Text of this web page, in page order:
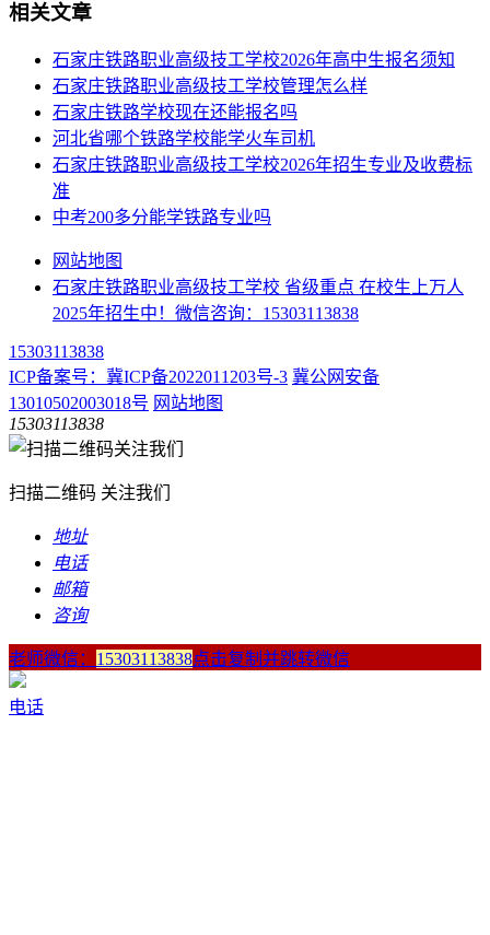
相关文章
​石家庄铁路职业高级技工学校2026年高中生报名须知
石家庄铁路职业高级技工学校管理怎么样
石家庄铁路学校现在还能报名吗
河北省哪个铁路学校能学火车司机
石家庄铁路职业高级技工学校2026年招生专业及收费标
准
中考200多分能学铁路专业吗
网站地图
石家庄铁路职业高级技工学校 省级重点 在校生上万人
2025年招生中！微信咨询：15303113838
15303113838
ICP备案号：冀ICP备2022011203号-3 冀公网安备
13010502003018号 网站地图
15303113838
扫描二维码 关注我们
地址
电话
邮箱
咨询
老师微信： 15303113838点击复制并跳转微信
电话